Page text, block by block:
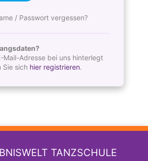
/ Passwort vergessen?
Mail-Adresse bei uns hinterlegt
Sie sich hier registrieren.
TANZSCHULE